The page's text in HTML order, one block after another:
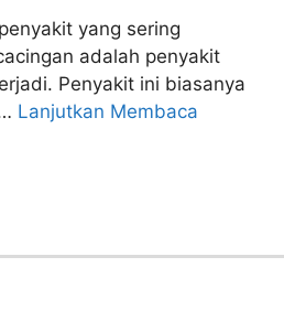
yang sering
adalah penyakit
Penyakit ini biasanya
Lanjutkan Membaca